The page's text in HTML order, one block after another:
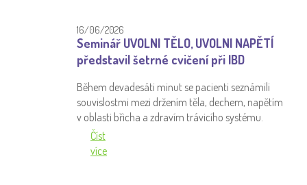
16/06/2026
Seminář UVOLNI TĚLO, UVOLNI NAPĚTÍ
představil šetrné cvičení při IBD
Během devadesáti minut se pacienti seznámili
souvislostmi mezi držením těla, dechem, napětím
v oblasti břicha a zdravím trávicího systému.
Číst
více